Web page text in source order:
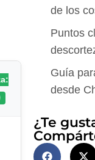
de los
Puntos
Guía
desde
¿Te